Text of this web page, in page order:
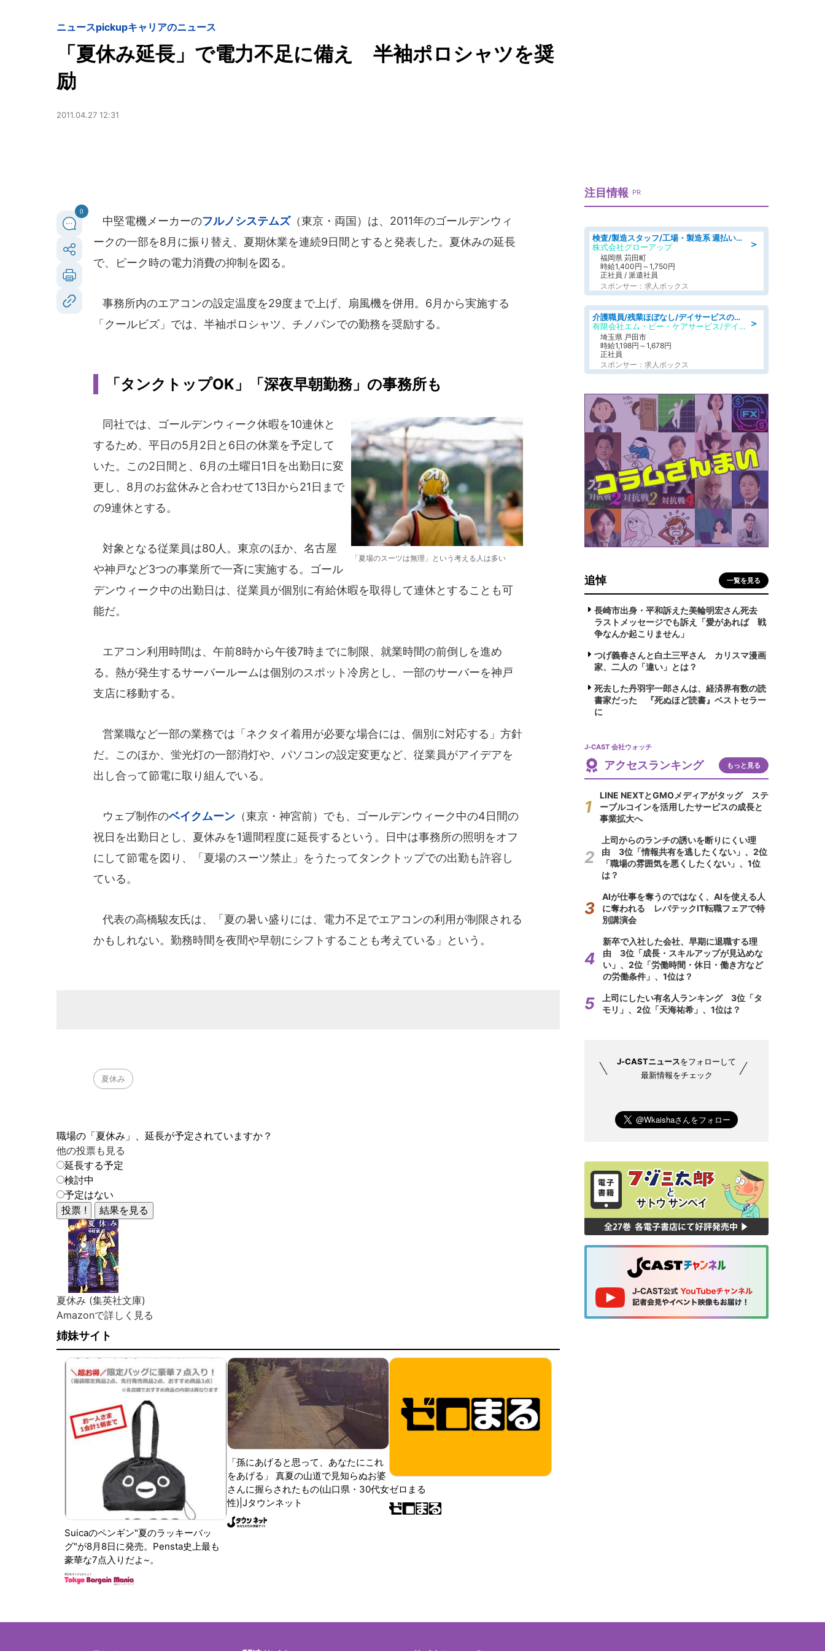
ニュースpickupキャリアのニュース
「夏休み延長」で電力不足に備え 半袖ポロシャツを奨
励
2011.04.27 12:31
0
中堅電機メーカーのフルノシステムズ（東京・両国）は、2011年のゴールデンウィ
ークの一部を8月に振り替え、夏期休業を連続9日間とすると発表した。夏休みの延長
で、ピーク時の電力消費の抑制を図る。
事務所内のエアコンの設定温度を29度まで上げ、扇風機を併用。6月から実施する
「クールビズ」では、半袖ポロシャツ、チノパンでの勤務を奨励する。
「タンクトップOK」「深夜早朝勤務」の事務所も
「夏場のスーツは無理」という考える人は多い
同社では、ゴールデンウィーク休暇を10連休と
するため、平日の5月2日と6日の休業を予定して
いた。この2日間と、6月の土曜日1日を出勤日に変
更し、8月のお盆休みと合わせて13日から21日まで
の9連休とする。
対象となる従業員は80人。東京のほか、名古屋
や神戸など3つの事業所で一斉に実施する。ゴール
デンウィーク中の出勤日は、従業員が個別に有給休暇を取得して連休とすることも可
能だ。
エアコン利用時間は、午前8時から午後7時までに制限、就業時間の前倒しを進め
る。熱が発生するサーバールームは個別のスポット冷房とし、一部のサーバーを神戸
支店に移動する。
営業職など一部の業務では「ネクタイ着用が必要な場合には、個別に対応する」方針
だ。このほか、蛍光灯の一部消灯や、パソコンの設定変更など、従業員がアイデアを
出し合って節電に取り組んでいる。
ウェブ制作のベイクムーン （東京・神宮前）でも、ゴールデンウィーク中の4日間の
祝日を出勤日とし、夏休みを1週間程度に延長するという。日中は事務所の照明をオフ
にして節電を図り、「夏場のスーツ禁止」をうたってタンクトップでの出勤も許容し
ている。
代表の高橋駿友氏は、「夏の暑い盛りには、電力不足でエアコンの利用が制限される
かもしれない。勤務時間を夜間や早朝にシフトすることも考えている」という。
夏休み
職場の「夏休み」、延長が予定されていますか？
他の投票も見る
延長する予定
検討中
予定はない
夏休み (集英社文庫)
Amazonで詳しく見る
姉妹サイト
Suicaのペンギン"夏のラッキーバッ
グ"が8月8日に発売。Pensta史上最も
豪華な7点入りだよ~。
「孫にあげると思って、あなたにこれ
をあげる」 真夏の山道で見知らぬお婆
さんに握らされたもの(山口県・30代女
性)|Jタウンネット
ゼロまる
注目情報 PR
＞
検査/製造スタッフ/工場・製造系 週払いOK 土日休み プラスチック製品組立 チェック
株式会社グローアップ
福岡県 苅田町
時給1,400円～1,750円
正社員 / 派遣社員
スポンサー：求人ボックス
＞
介護職員/残業ほぼなし/デイサービスの介護職/日勤のみ
有限会社エム・ピー・ケアサービス/デイサービスセンター もみじ
埼玉県 戸田市
時給1,198円～1,678円
正社員
スポンサー：求人ボックス
追悼 一覧を見る
長崎市出身・平和訴えた美輪明宏さん死去
ラストメッセージでも訴え「愛があれば 戦
争なんか起こりません」
つげ義春さんと白土三平さん カリスマ漫画
家、二人の「違い」とは？
死去した丹羽宇一郎さんは、経済界有数の読
書家だった 『死ぬほど読書』ベストセラー
に
J-CAST 会社ウォッチ
アクセスランキング もっと見る
LINE NEXTとGMOメディアがタッグ ステ
ーブルコインを活用したサービスの成長と
事業拡大へ
上司からのランチの誘いを断りにくい理
由 3位「情報共有を逃したくない」、2位
「職場の雰囲気を悪くしたくない」、1位
は？
AIが仕事を奪うのではなく、AIを使える人
に奪われる レバテックIT転職フェアで特
別講演会
新卒で入社した会社、早期に退職する理
由 3位「成長・スキルアップが見込めな
い」、2位「労働時間・休日・働き方など
の労働条件」、1位は？
上司にしたい有名人ランキング 3位「タ
モリ」、2位「天海祐希」、1位は？
J-CASTニュースをフォローして
最新情報をチェック